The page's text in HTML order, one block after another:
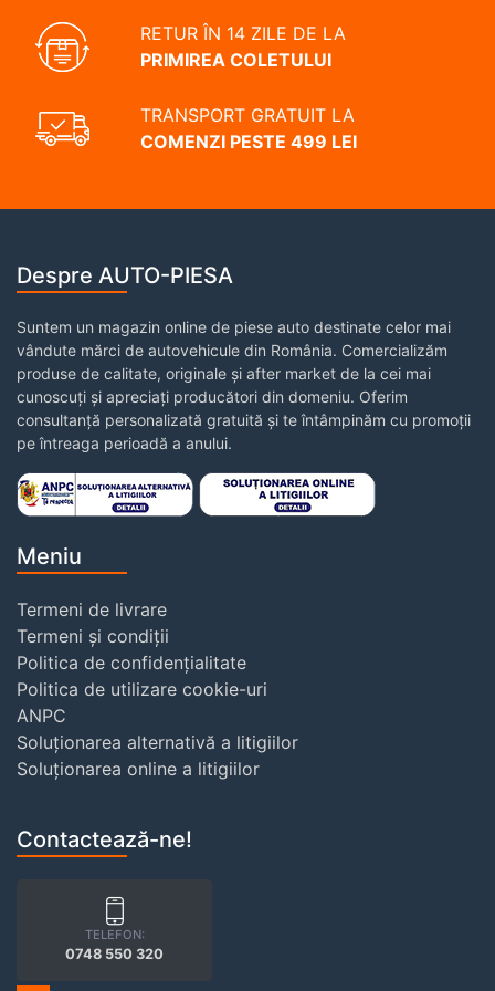
RETUR ÎN 14 ZILE DE LA
PRIMIREA COLETULUI
TRANSPORT GRATUIT LA
COMENZI PESTE 499 LEI
Despre AUTO-PIESA
Suntem un magazin online de piese auto destinate celor mai
vândute mărci de autovehicule din România. Comercializăm
produse de calitate, originale și after market de la cei mai
cunoscuți și apreciați producători din domeniu. Oferim
consultanță personalizată gratuită și te întâmpinăm cu promoții
pe întreaga perioadă a anului.
Meniu
Termeni de livrare
Termeni și condiții
Politica de confidențialitate
Politica de utilizare cookie-uri
ANPC
Soluționarea alternativă a litigiilor
Soluționarea online a litigiilor
Contactează-ne!
TELEFON:
0748 550 320